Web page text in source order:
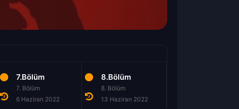
7.Bölüm
7. Bölüm
6 Haziran 2022
8.Bölüm
8. Bölüm
13 Haziran 2022